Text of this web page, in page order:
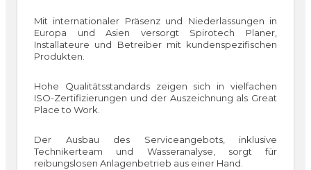
Mit internationaler Präsenz und Niederlassungen in
Europa und Asien versorgt Spirotech Planer,
Installateure und Betreiber mit kundenspezifischen
Produkten.
Hohe Qualitätsstandards zeigen sich in vielfachen
ISO-Zertifizierungen und der Auszeichnung als Great
Place to Work.
Der Ausbau des Serviceangebots, inklusive
Technikerteam und Wasseranalyse, sorgt für
reibungslosen Anlagenbetrieb aus einer Hand.